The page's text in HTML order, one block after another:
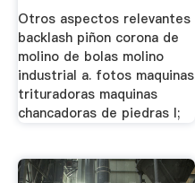
Otros aspectos relevantes
backlash piñon corona de
molino de bolas molino
industrial a. fotos maquinas
trituradoras maquinas
chancadoras de piedras l;